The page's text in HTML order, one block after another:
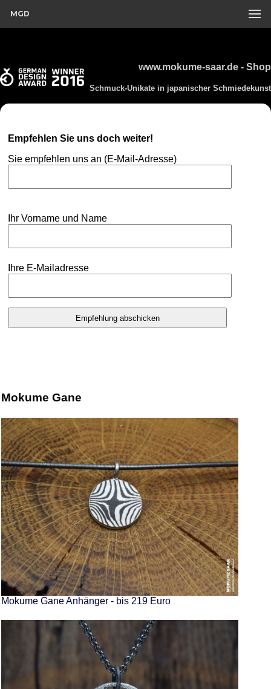
MGD
www.mokume-saar.de - Shop
Schmuck-Unikate in japanischer Schmiedekunst
Empfehlen Sie uns doch weiter!
Sie empfehlen uns an (E-Mail-Adresse)
Ihr Vorname und Name
Ihre E-Mailadresse
Mokume Gane
Mokume Gane Anhänger - bis 219 Euro